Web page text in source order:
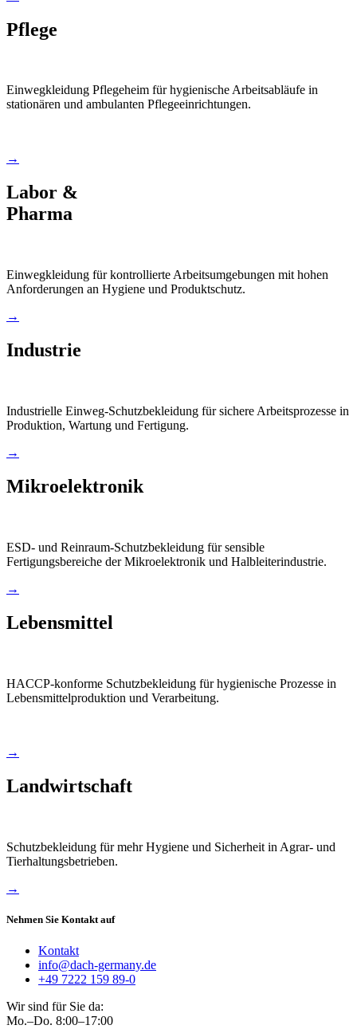
Pflege
Einwegkleidung Pflegeheim für hygienische Arbeitsabläufe in
stationären und ambulanten Pflegeeinrichtungen.
→
Labor &
Pharma
Einwegkleidung für kontrollierte Arbeitsumgebungen mit hohen
Anforderungen an Hygiene und Produktschutz.
→
Industrie
Industrielle Einweg-Schutzbekleidung für sichere Arbeitsprozesse in
Produktion, Wartung und Fertigung.
→
Mikroelektronik
ESD- und Reinraum-Schutzbekleidung für sensible
Fertigungsbereiche der Mikroelektronik und Halbleiterindustrie.
→
Lebensmittel
HACCP-konforme Schutzbekleidung für hygienische Prozesse in
Lebensmittelproduktion und Verarbeitung.
→
Landwirtschaft
Schutzbekleidung für mehr Hygiene und Sicherheit in Agrar- und
Tierhaltungsbetrieben.
→
Nehmen Sie Kontakt auf
Kontakt
info@dach-germany.de
+49 7222 159 89-0
Wir sind für Sie da:
Mo.–Do. 8:00–17:00